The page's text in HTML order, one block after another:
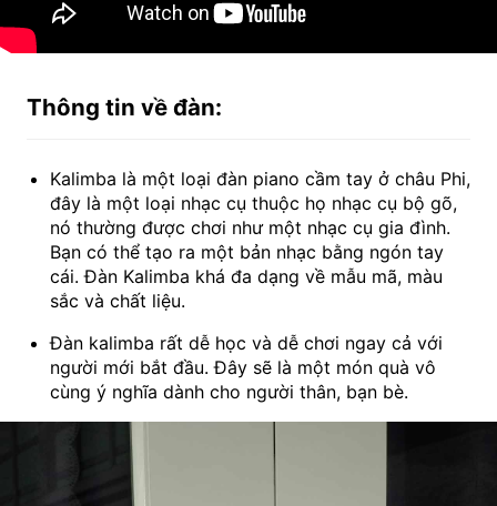
Thông tin về đàn:
Kalimba là một loại đàn piano cầm tay ở châu Phi,
đây là một loại nhạc cụ thuộc họ nhạc cụ bộ gõ,
nó thường được chơi như một nhạc cụ gia đình.
Bạn có thể tạo ra một bản nhạc bằng ngón tay
cái. Đàn Kalimba khá đa dạng về mẫu mã, màu
sắc và chất liệu.
Đàn kalimba rất dễ học và dễ chơi ngay cả với
người mới bắt đầu. Đây sẽ là một món quà vô
cùng ý nghĩa dành cho người thân, bạn bè.